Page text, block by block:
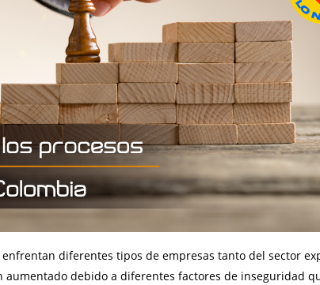
diferentes tipos de empresas tanto del sector
debido a diferentes factores de inseguridad